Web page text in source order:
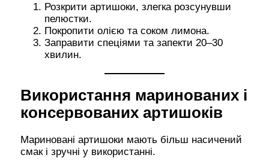
Розкрити артишоки, злегка розсунувши
пелюстки.
Покропити олією та соком лимона.
Заправити спеціями та запекти 20–30
хвилин.
Використання маринованих і
консервованих артишоків
Мариновані артишоки мають більш насичений
смак і зручні у використанні.